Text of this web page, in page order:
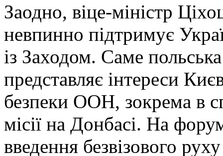
Заодно, віце-міністр
невпинно підтримує
із Заходом. Саме
представляє інтереси
безпеки ООН, зокрема в
місії на Донбасі. На
введення безвізового